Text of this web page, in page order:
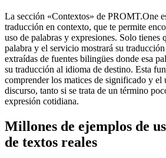
La sección «Contextos» de PROMT.One
traducción en contexto, que te permite
uso de palabras y expresiones. Solo tienes
palabra y el servicio mostrará su
extraídas de fuentes bilingües donde esa
su traducción al idioma de destino. Esta
comprender los matices de significado y el
discurso, tanto si se trata de un término
expresión cotidiana.
Millones de ejemplos de
de textos reales